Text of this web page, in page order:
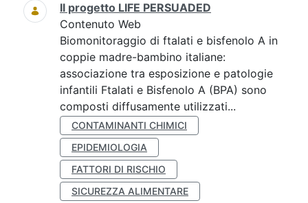
Il progetto LIFE PERSUADED
Contenuto Web
Biomonitoraggio di ftalati e bisfenolo A in
coppie madre-bambino italiane:
associazione tra esposizione e patologie
infantili Ftalati e Bisfenolo A (BPA) sono
composti diffusamente utilizzati...
CONTAMINANTI CHIMICI
EPIDEMIOLOGIA
FATTORI DI RISCHIO
SICUREZZA ALIMENTARE